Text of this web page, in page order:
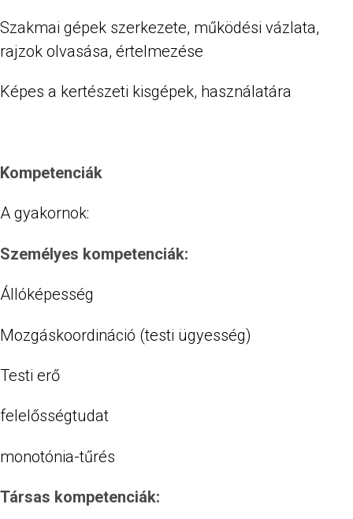
Szakmai gépek szerkezete, működési vázlata,
rajzok olvasása, értelmezése
Képes a kertészeti kisgépek, használatára
Kompetenciák
A gyakornok:
Személyes kompetenciák:
Állóképesség
Mozgáskoordináció (testi ügyesség)
Testi erő
felelősségtudat
monotónia-tűrés
Társas kompetenciák: